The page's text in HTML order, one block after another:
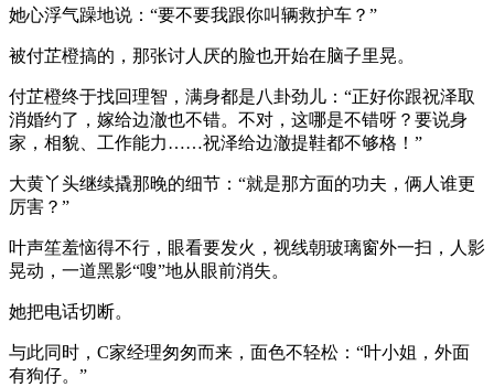
她心浮气躁地说：“要不要我跟你叫辆救护车？”
被付芷橙搞的，那张讨人厌的脸也开始在脑子里晃。
付芷橙终于找回理智，满身都是八卦劲儿：“正好你跟祝泽取
消婚约了，嫁给边澈也不错。不对，这哪是不错呀？要说身
家，相貌、工作能力……祝泽给边澈提鞋都不够格！”
大黄丫头继续撬那晚的细节：“就是那方面的功夫，俩人谁更
厉害？”
叶声笙羞恼得不行，眼看要发火，视线朝玻璃窗外一扫，人影
晃动，一道黑影“嗖”地从眼前消失。
她把电话切断。
与此同时，C家经理匆匆而来，面色不轻松：“叶小姐，外面
有狗仔。”